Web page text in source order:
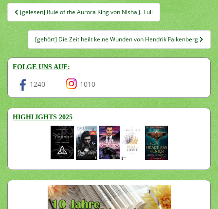
Beitragsnavigation
[gelesen] Rule of the Aurora King von Nisha J. Tuli
[gehört] Die Zeit heilt keine Wunden von Hendrik Falkenberg
FOLGE UNS AUF:
1240 1010
HIGHLIGHTS 2025